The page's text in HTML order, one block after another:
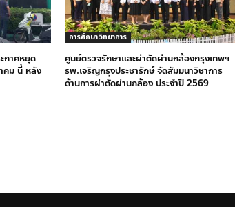
กาศหยุด
คม นี้ หลัง
การศึกษา วิทยาการ
ศูนย์ตรวจรักษาและผ่าตัดผ่านกล้องกรุงเทพฯ
รพ.เจริญกรุงประชารักษ์ จัดสัมมนาวิชาการ
ด้านการผ่าตัดผ่านกล้อง ประจำปี 2569